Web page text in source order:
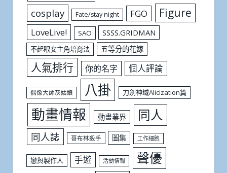
cosplay Fate/stay night FGO Figure
LoveLive! SAO SSSS.GRIDMAN
不起眼女主角培育法 五等分的花嫁
人氣排行 你的名字 個人評論
偶像大師灰姑娘 八掛 刀劍神域Alicization篇
動畫情報 動畫業界 同人
同人誌 哥布林殺手 圖集 工作細胞
戀與製作人 手遊 活動情報 聲優